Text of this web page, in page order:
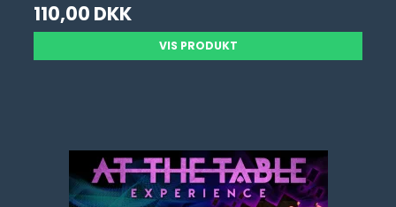
110,00 DKK
VIS PRODUKT